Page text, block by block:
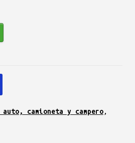
camioneta y campero,